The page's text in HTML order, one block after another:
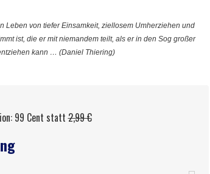
Leben von tiefer Einsamkeit, ziellosem Umherziehen und
ist, die er mit niemandem teilt, als er in den Sog großer
kann … (Daniel Thiering)
99 Cent statt2,99 €